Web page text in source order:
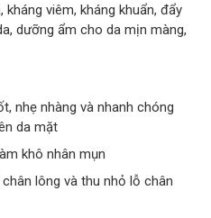
viêm, kháng khuẩn, đẩy
dưỡng ẩm cho da mịn màng,
nhẹ nhàng và nhanh chóng
da mặt
khô nhân mụn
lông và thu nhỏ lỗ chân